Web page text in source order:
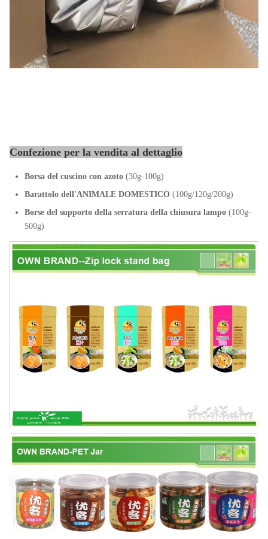
Confezione per la vendita al dettaglio
Borsa del cuscino con azoto (30g-100g)
Barattolo dell'ANIMALE DOMESTICO (100g/120g/200g)
Borse del supporto della serratura della chiusura lampo (100g-
500g)